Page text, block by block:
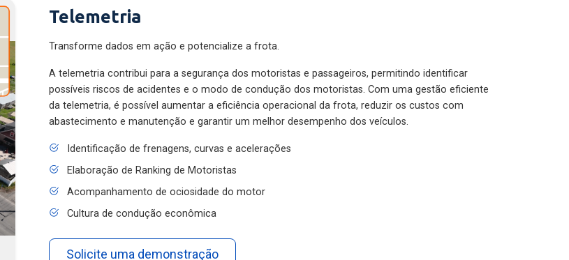
Telemetria
Transforme dados em ação e potencialize a frota.
A telemetria contribui para a segurança dos motoristas e passageiros, permitindo identificar
possíveis riscos de acidentes e o modo de condução dos motoristas. Com uma gestão eficiente
da telemetria, é possível aumentar a eficiência operacional da frota, reduzir os custos com
abastecimento e manutenção e garantir um melhor desempenho dos veículos.
Identificação de frenagens, curvas e acelerações
Elaboração de Ranking de Motoristas
Acompanhamento de ociosidade do motor
Cultura de condução econômica
Solicite uma demonstração